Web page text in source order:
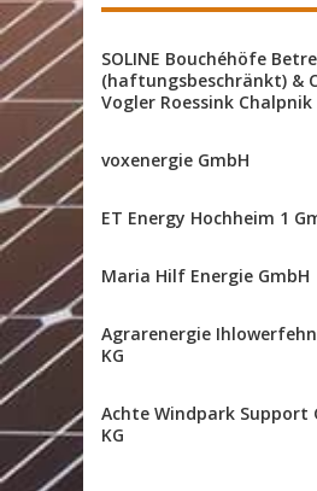
SOLINE Bouchéhöfe
(haftungsbeschränkt) &
Vogler Roessink Chalpnik
voxenergie GmbH
ET Energy Hochheim 1
Maria Hilf Energie GmbH
Agrarenergie Ihlowerfehn
KG
Achte Windpark Support
KG